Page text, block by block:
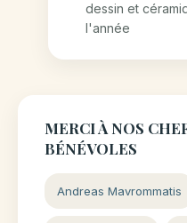
dessin et
l'année
MERCI À NOS
BÉNÉVOLES
Andreas Mavrommatis